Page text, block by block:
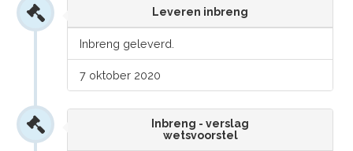
Leveren inbreng
Inbreng geleverd.
7 oktober 2020
Inbreng - verslag
wetsvoorstel